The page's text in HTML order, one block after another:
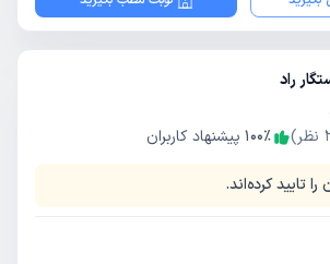
راد
نظر) 100٪ پیشنهاد کاربران
تایید کرده‌اند.